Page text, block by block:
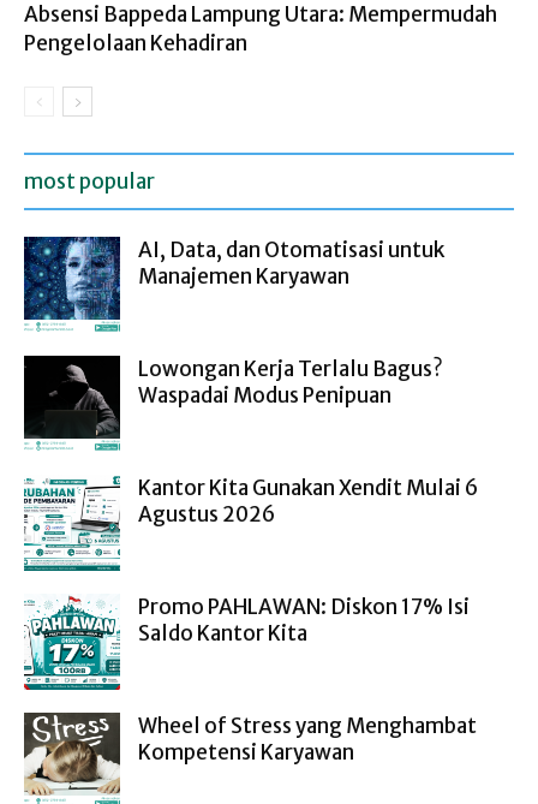
Absensi Bappeda Lampung Utara: Mempermudah
Pengelolaan Kehadiran
most popular
AI, Data, dan Otomatisasi untuk
Manajemen Karyawan
Lowongan Kerja Terlalu Bagus?
Waspadai Modus Penipuan
Kantor Kita Gunakan Xendit Mulai 6
Agustus 2026
Promo PAHLAWAN: Diskon 17% Isi
Saldo Kantor Kita
Wheel of Stress yang Menghambat
Kompetensi Karyawan